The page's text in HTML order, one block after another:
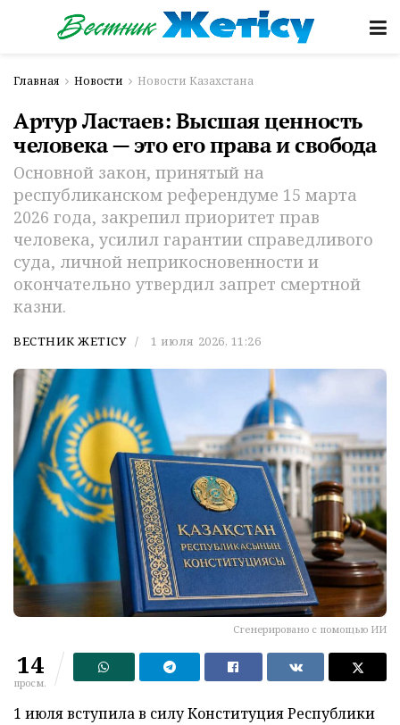
Главная Новости Новости Казахстана
Артур Ластаев: Высшая ценность
человека — это его права и свобода
Основной закон, принятый на
республиканском референдуме 15 марта
2026 года, закрепил приоритет прав
человека, усилил гарантии справедливого
суда, личной неприкосновенности и
окончательно утвердил запрет смертной
казни.
ВЕСТНИК ЖЕТІСУ 1 июля 2026, 11:26
Сгенерировано с помощью ИИ
14
просм.
1 июля вступила в силу Конституция Республики